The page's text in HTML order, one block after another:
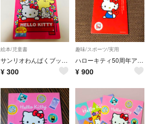
絵本/児童書
サンリオわんぱくブックシリーズ わかるかな まちがいさがし おたのしみシール
¥ 300
趣味/スポーツ/実用
ハローキティ50周年アニバーサリーブック LIFE with ハローキティ
¥ 900